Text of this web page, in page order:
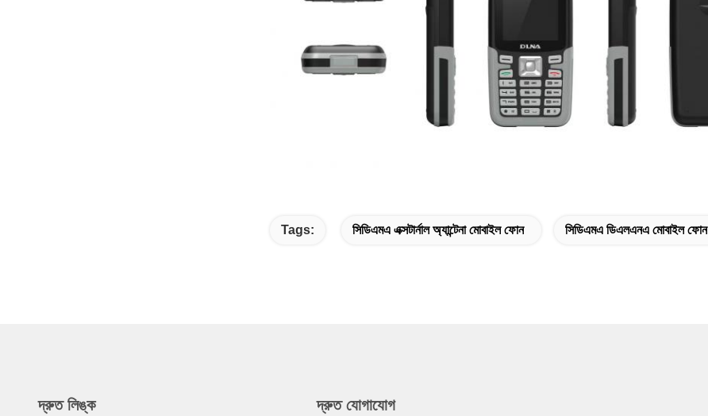
Tags: সিডিএমএ এক্সটার্নাল অ্যান্টেনা মোবাইল ফোন সিডিএমএ ডিএলএনএ মোবাইল ফোন
দ্রুত লিঙ্ক দ্রুত যোগাযোগ